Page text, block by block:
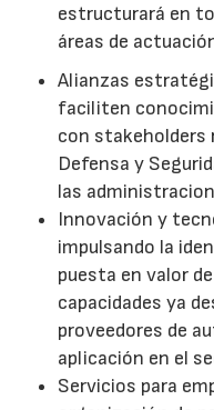
estructurará en
áreas de
Alianzas
faciliten
con stakeholders
Defensa y
las
Innovación y
impulsando la
puesta en valor
capacidades ya
proveedores de
aplicación en el
Servicios para